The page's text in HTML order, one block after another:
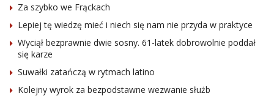
Za szybko we Frąckach
Lepiej tę wiedzę mieć i niech się nam nie przyda w praktyce
Wyciął bezprawnie dwie sosny. 61-latek dobrowolnie poddał
się karze
Suwałki zatańczą w rytmach latino
Kolejny wyrok za bezpodstawne wezwanie służb